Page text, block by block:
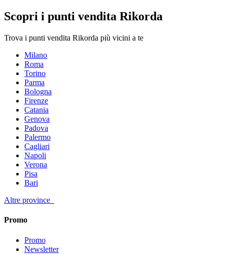
Scopri i punti vendita Rikorda
Trova i punti vendita Rikorda più vicini a te
Milano
Roma
Torino
Parma
Bologna
Firenze
Catania
Genova
Padova
Palermo
Cagliari
Napoli
Verona
Pisa
Bari
Altre province
Promo
Promo
Newsletter